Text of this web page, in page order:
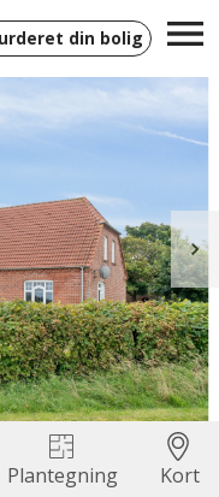
din bolig
Plantegning Kort